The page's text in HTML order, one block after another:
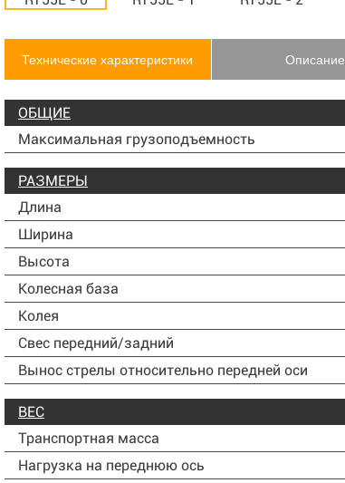
Технические характеристики Описание
ОБЩИЕ
Максимальная грузоподъемность
РАЗМЕРЫ
Длина
Ширина
Высота
Колесная база
Колея
Свес передний/задний
Вынос стрелы относительно передней оси
ВЕС
Транспортная масса
Нагрузка на переднюю ось